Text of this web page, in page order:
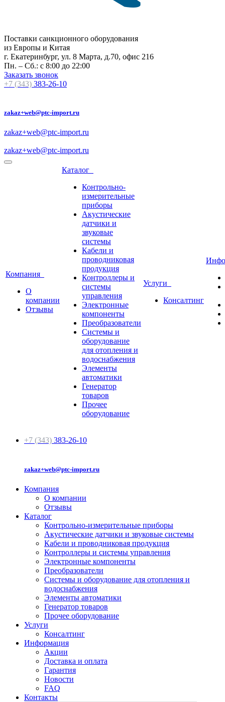
Поставки санкционного оборудования
из Европы и Китая
г. Екатеринбург, ул. 8 Марта, д.70, офис 216
Пн. – Сб.: с 8:00 до 22:00
Заказать звонок
+7 (343) 383-26-10
zakaz+web@ptc-import.ru
zakaz+web@ptc-import.ru
zakaz+web@ptc-import.ru
Компания
О
компании
Отзывы
Каталог
Контрольно-
измерительные
приборы
Акустические
датчики и
звуковые
системы
Кабели и
проводниковая
продукция
Контроллеры и
системы
управления
Электронные
компоненты
Преобразователи
Системы и
оборудование
для отопления и
водоснабжения
Элементы
автоматики
Генератор
товаров
Прочее
оборудование
Услуги
Консалтинг
+7 (343) 383-26-10
zakaz+web@ptc-import.ru
Компания
О компании
Отзывы
Каталог
Контрольно-измерительные приборы
Акустические датчики и звуковые системы
Кабели и проводниковая продукция
Контроллеры и системы управления
Электронные компоненты
Преобразователи
Системы и оборудование для отопления и
водоснабжения
Элементы автоматики
Генератор товаров
Прочее оборудование
Услуги
Консалтинг
Информация
Акции
Доставка и оплата
Гарантия
Новости
FAQ
Контакты